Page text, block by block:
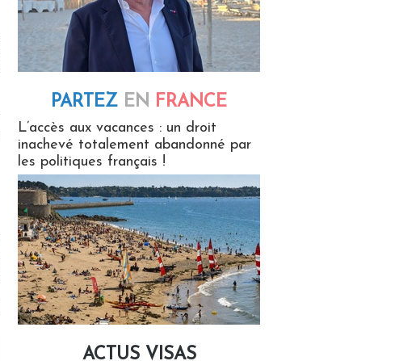
PARTEZ EN FRANCE
L’accès aux vacances : un droit
inachevé totalement abandonné par
les politiques français !
ACTUS VISAS